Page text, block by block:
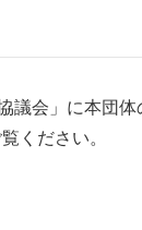
議会」に本団
ください。